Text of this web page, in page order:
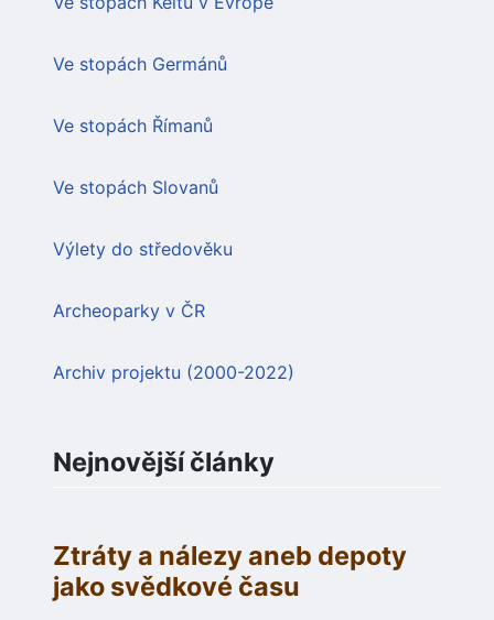
Ve stopách Germánů
Ve stopách Římanů
Ve stopách Slovanů
Výlety do středověku
Archeoparky v ČR
Archiv projektu (2000-2022)
Nejnovější články
Ztráty a nálezy aneb depoty
jako svědkové času